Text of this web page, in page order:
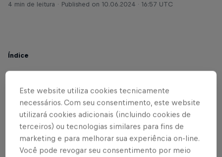
4 min de leitura
Published on 10.06.2024 · 16:57 UTC
Índice
Horário da venda de ingressos nas bilheterias
do estádio:
Casa Red Bull Bragantino – Rua Arthur Siqueira,
Este website utiliza cookies tecnicamente
necessários. Com seu consentimento, este website
utilizará cookies adicionais (incluindo cookies de
terceiros) ou tecnologias similares para fins de
marketing e para melhorar sua experiência on-line.
Você pode revogar seu consentimento por meio